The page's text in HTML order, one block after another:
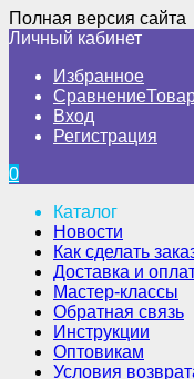
Полная версия сайта
Личный кабинет
Избранное
Сравнение
Вход
Регистрация
0
Каталог
Новости
Как сделать
Доставка и
Мастер-классы
Обратная связь
Инструкции
Оптовикам
Условия